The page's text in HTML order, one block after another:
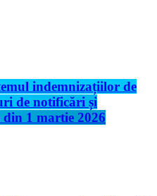
indemnizațiilor de
de notificări și
1 martie 2026